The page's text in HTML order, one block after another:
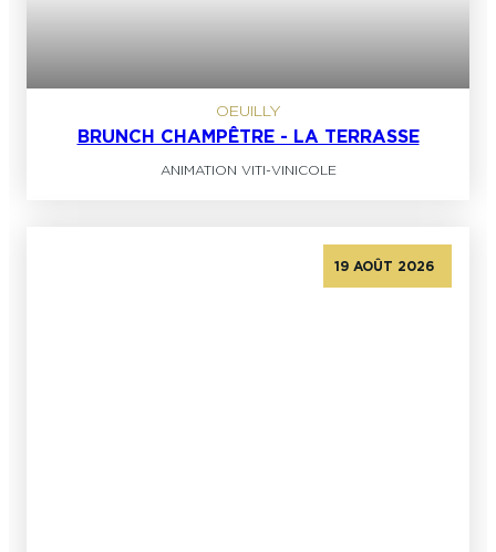
OEUILLY
BRUNCH CHAMPÊTRE - LA TERRASSE
ANIMATION VITI-VINICOLE
19 AOÛT 2026